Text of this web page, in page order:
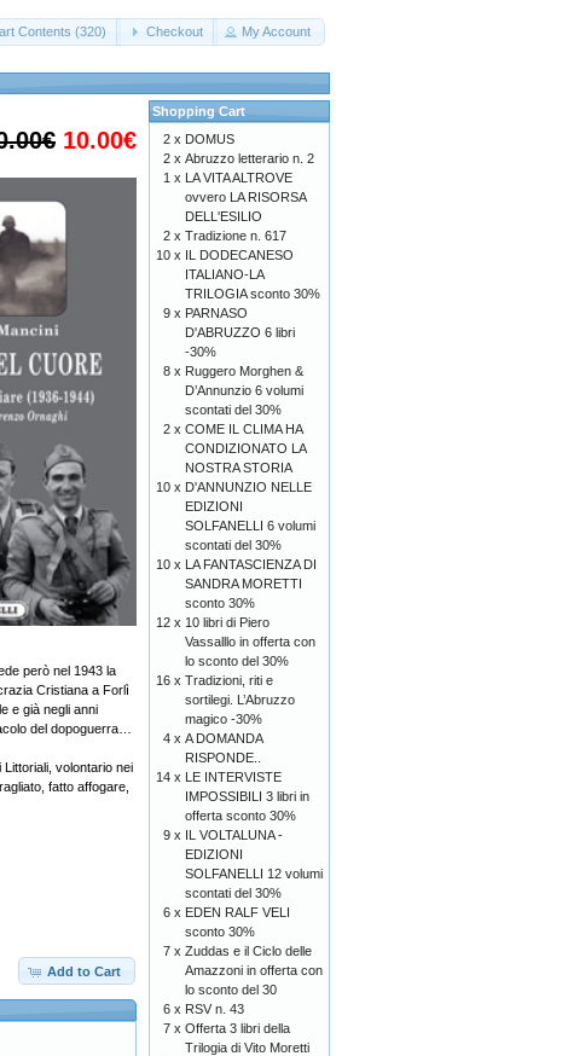
Contents (320) Checkout My Account
10.00€
però nel 1943 la
Cristiana a Forlì
e già negli anni
del dopoguerra…
volontario nei
fatto affogare,
Add to Cart
Shopping Cart
2 x DOMUS
2 x Abruzzo letterario n. 2
1 x LA VITA ALTROVE
ovvero LA RISORSA
DELL'ESILIO
2 x Tradizione n. 617
10 x IL DODECANESO
ITALIANO-LA
TRILOGIA sconto 30%
9 x PARNASO
D'ABRUZZO 6 libri
-30%
8 x Ruggero Morghen &
D’Annunzio 6 volumi
scontati del 30%
2 x COME IL CLIMA HA
CONDIZIONATO LA
NOSTRA STORIA
10 x D'ANNUNZIO NELLE
EDIZIONI
SOLFANELLI 6 volumi
scontati del 30%
10 x LA FANTASCIENZA DI
SANDRA MORETTI
sconto 30%
12 x 10 libri di Piero
Vassalllo in offerta con
lo sconto del 30%
16 x Tradizioni, riti e
sortilegi. L’Abruzzo
magico -30%
4 x A DOMANDA
RISPONDE..
14 x LE INTERVISTE
IMPOSSIBILI 3 libri in
offerta sconto 30%
9 x IL VOLTALUNA -
EDIZIONI
SOLFANELLI 12 volumi
scontati del 30%
6 x EDEN RALF VELI
sconto 30%
7 x Zuddas e il Ciclo delle
Amazzoni in offerta con
lo sconto del 30
6 x RSV n. 43
7 x Offerta 3 libri della
Trilogia di Vito Moretti